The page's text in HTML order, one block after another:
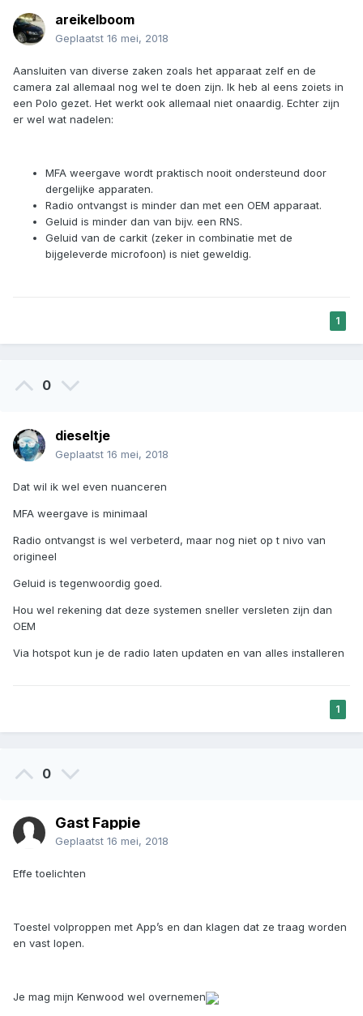
areikelboom
Geplaatst 16 mei, 2018
Aansluiten van diverse zaken zoals het apparaat zelf en de
camera zal allemaal nog wel te doen zijn. Ik heb al eens zoiets in
een Polo gezet. Het werkt ook allemaal niet onaardig. Echter zijn
er wel wat nadelen:
MFA weergave wordt praktisch nooit ondersteund door
dergelijke apparaten.
Radio ontvangst is minder dan met een OEM apparaat.
Geluid is minder dan van bijv. een RNS.
Geluid van de carkit (zeker in combinatie met de
bijgeleverde microfoon) is niet geweldig.
1
0
dieseltje
Geplaatst 16 mei, 2018
Dat wil ik wel even nuanceren
MFA weergave is minimaal
Radio ontvangst is wel verbeterd, maar nog niet op t nivo van
origineel
Geluid is tegenwoordig goed.
Hou wel rekening dat deze systemen sneller versleten zijn dan
OEM
Via hotspot kun je de radio laten updaten en van alles installeren
1
0
Gast Fappie
Geplaatst 16 mei, 2018
Effe toelichten
Toestel volproppen met App’s en dan klagen dat ze traag worden
en vast lopen.
Je mag mijn Kenwood wel overnemen